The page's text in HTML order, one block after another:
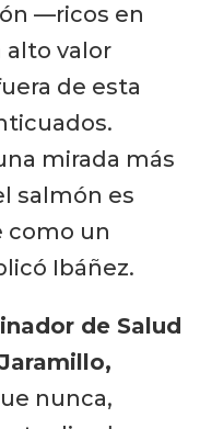
—ricos en
alto valor
de esta
mirada más
salmón es
como un
Ibáñez.
de Salud
nunca,